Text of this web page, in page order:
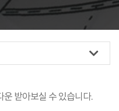
받아보실 수 있습니다.